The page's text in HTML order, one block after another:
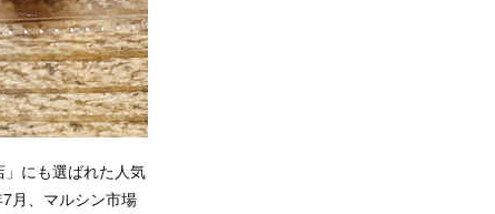
にも選ばれた人気
月、マルシン市場